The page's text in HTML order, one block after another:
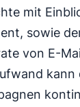
mit
sowie
von E-
kann